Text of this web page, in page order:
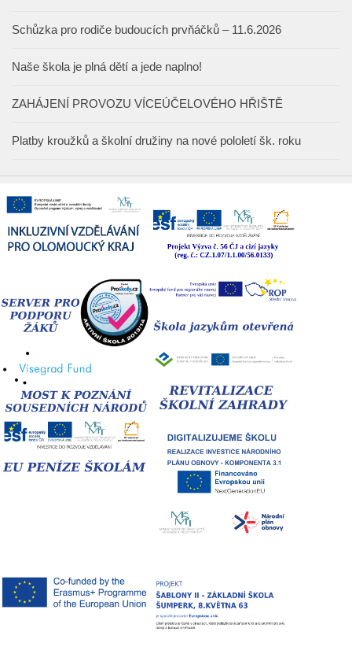
Schůzka pro rodiče budoucích prvňáčků – 11.6.2026
Naše škola je plná dětí a jede naplno!
ZAHÁJENÍ PROVOZU VÍCEÚČELOVÉHO HŘIŠTĚ
Platby kroužků a školní družiny na nové pololetí šk. roku